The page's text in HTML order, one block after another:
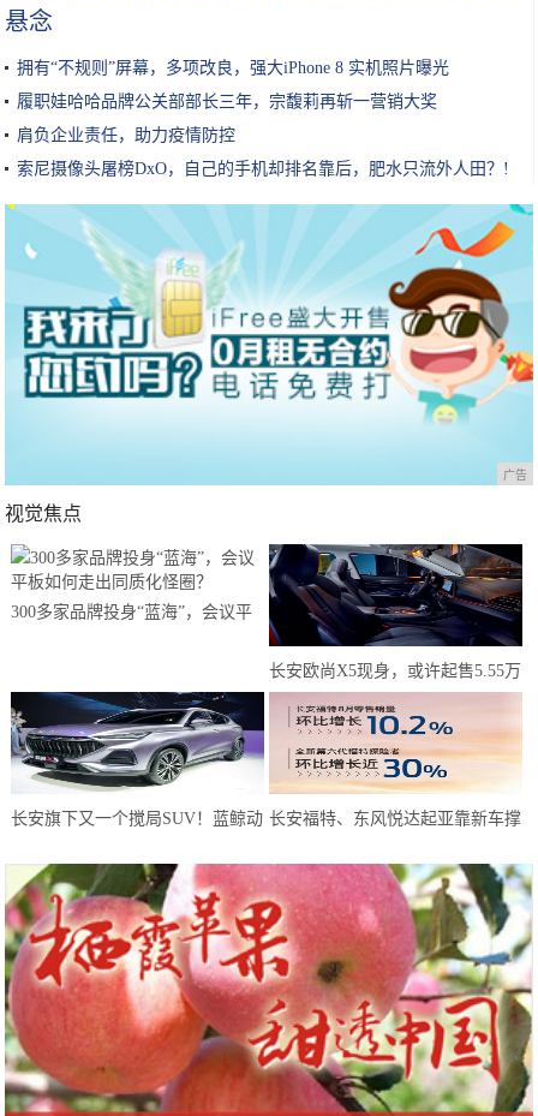
悬念
拥有“不规则”屏幕，多项改良，强大iPhone 8 实机照片曝光
履职娃哈哈品牌公关部部长三年，宗馥莉再斩一营销大奖
肩负企业责任，助力疫情防控
索尼摄像头屠榜DxO，自己的手机却排名靠后，肥水只流外人田？!
广告
视觉焦点
300多家品牌投身“蓝海”，会议平
长安欧尚X5现身，或许起售5.55万
元？年轻人有了新选择
长安旗下又一个搅局SUV！蓝鲸动 长安福特、东风悦达起亚靠新车撑